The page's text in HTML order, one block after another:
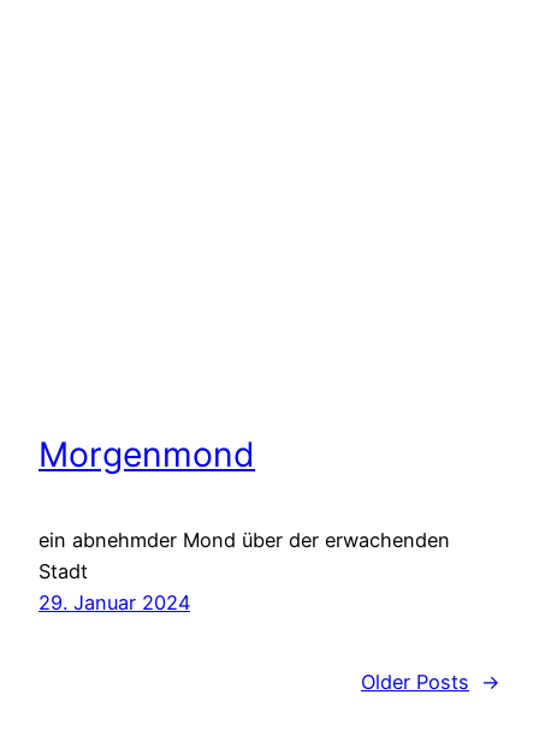
Morgenmond
ein abnehmder Mond über der erwachenden
Stadt
29. Januar 2024
Older Posts →